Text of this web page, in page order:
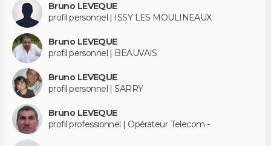
Bruno LEVEQUE
profil personnel | ISSY LES MOULINEAUX
Bruno LEVEQUE
profil personnel | BEAUVAIS
Bruno LEVEQUE
profil personnel | SARRY
Bruno LEVEQUE
profil professionnel | Opérateur Telecom -